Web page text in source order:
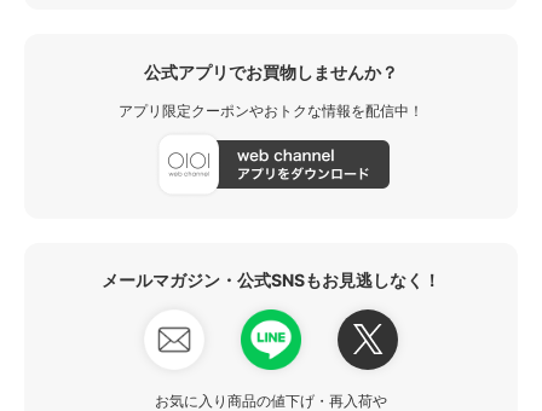
公式アプリでお買物しませんか？
アプリ限定クーポンやおトクな情報を配信中！
メールマガジン・公式SNSもお見逃しなく！
お気に入り商品の値下げ・再入荷や